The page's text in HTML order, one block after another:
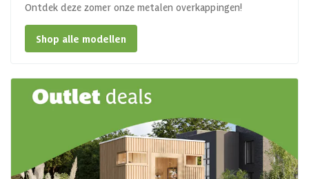
Ontdek deze zomer onze metalen overkappingen!
Shop alle modellen